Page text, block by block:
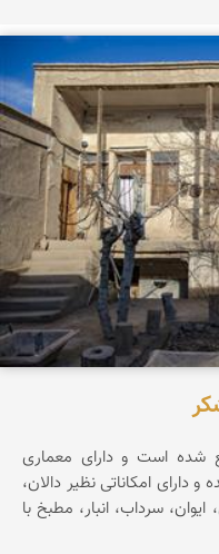
شده است و دارای معماری
امکاناتی نظیر دالان،
سرداب، انبار، مطبخ با